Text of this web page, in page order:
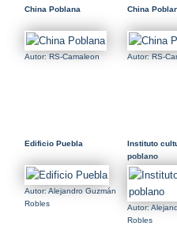
China Poblana
Autor: RS-Camaleon
China
Autor: RS-
Edificio Puebla
Autor: Alejandro Guzmán
Robles
Instituto
poblano
Autor:
Robles